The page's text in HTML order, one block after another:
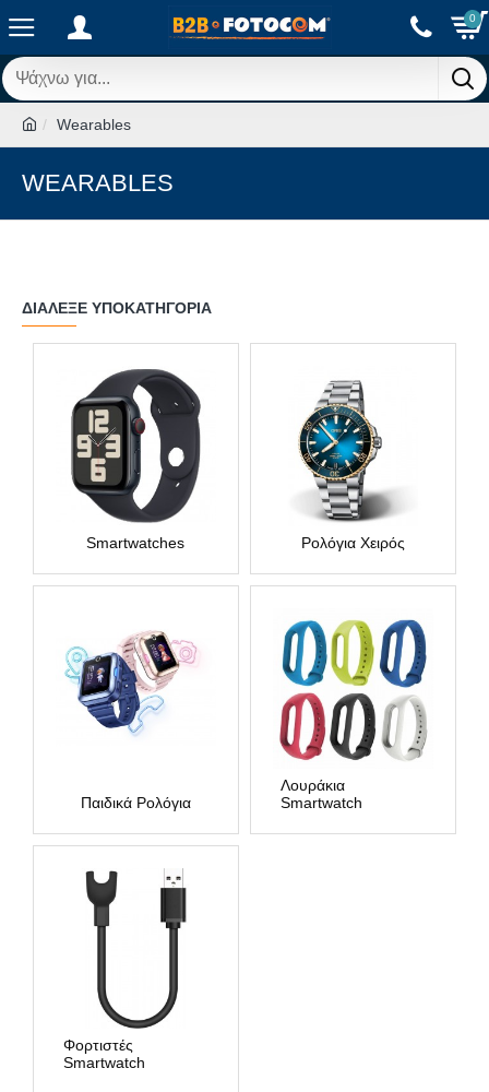
0
Wearables
WEARABLES
ΔΙΆΛΕΞΕ ΥΠΟΚΑΤΗΓΟΡΊΑ
Smartwatches Ρολόγια Χειρός
Παιδικά Ρολόγια
Λουράκια
Smartwatch
Φορτιστές
Smartwatch